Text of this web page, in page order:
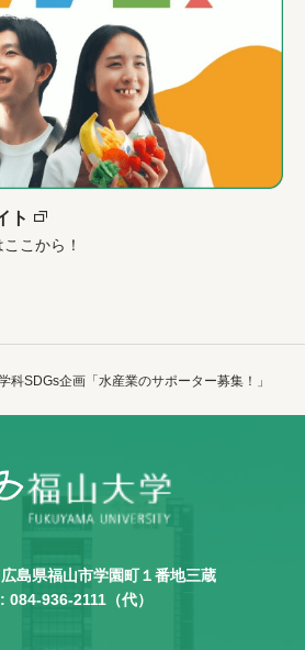
ト
こから！
科SDGs企画「水産業のサポーター募集！」
広島県福山市学園町１番地三蔵
084-936-2111 （代）